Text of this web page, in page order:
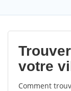
votre
Comment